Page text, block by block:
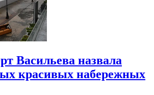
Васильева назвала
красивых набережных